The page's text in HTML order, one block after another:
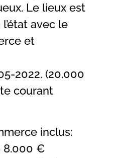
Le lieux est
avec le
et
2022. (20.000
courant
inclus:
8.000 €